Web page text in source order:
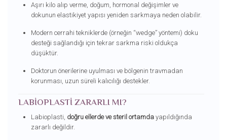
Aşırı kilo alıp verme, doğum, hormonal değişimler ve
dokunun elastikiyet yapısı yeniden sarkmaya neden olabilir.
Modern cerrahi tekniklerde (örneğin “wedge” yöntemi) doku
desteği sağlandığı için tekrar sarkma riski oldukça
düşüktür.
Doktorun önerilerine uyulması ve bölgenin travmadan
korunması, uzun süreli kalıcılığı destekler.
LABIOPLASTI ZARARLI MI?
Labioplasti, doğru ellerde ve steril ortamdayapıldığında
zararlı değildir.